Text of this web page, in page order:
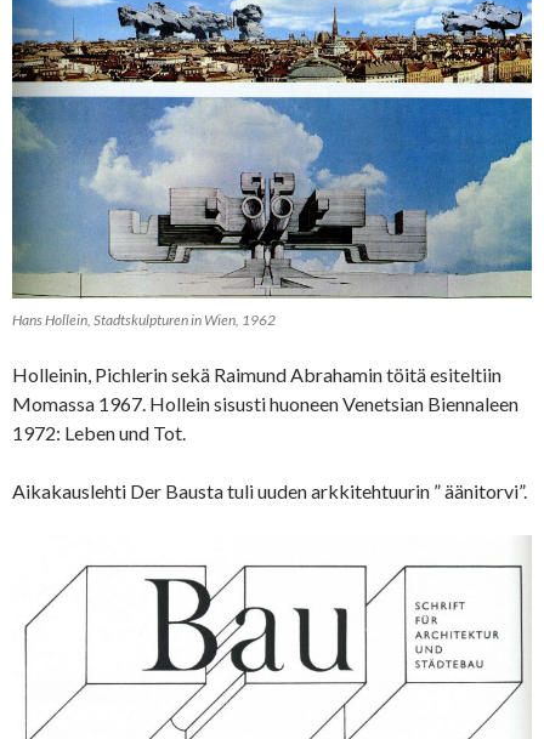
Hans Hollein, Stadtskulpturen in Wien, 1962
Holleinin, Pichlerin sekä Raimund Abrahamin töitä esiteltiin
Momassa 1967. Hollein sisusti huoneen Venetsian Biennaleen
1972: Leben und Tot.
Aikakauslehti Der Bausta tuli uuden arkkitehtuurin ” äänitorvi”.